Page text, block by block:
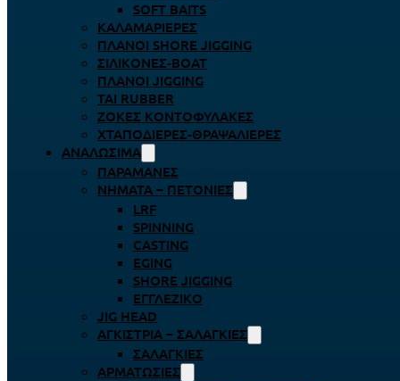
SOFT BAITS
ΚΑΛΑΜΑΡΙΈΡΕΣ
ΠΛΆΝΟΙ SHORE JIGGING
ΣΙΛΙΚΌΝΕΣ-BOAT
ΠΛΆΝΟΙ JIGGING
TAI RUBBER
ΖΌΚΕΣ ΚΟΝΤΟΦΎΛΑΚΕΣ
ΧΤΑΠΟΔΙΈΡΕΣ-ΘΡΑΨΑΛΙΈΡΕΣ
ΑΝΑΛΏΣΙΜΑ
ΠΑΡΑΜΆΝΕΣ
ΝΉΜΑΤΑ – ΠΕΤΟΝΙΈΣ
LRF
SPINNING
CASTING
EGING
SHORE JIGGING
ΕΓΓΛΈΖΙΚΟ
JIG HEAD
ΑΓΚΊΣΤΡΙΑ – ΣΑΛΑΓΚΙΈΣ
ΣΑΛΑΓΚΙΈΣ
ΑΡΜΑΤΩΣΙΈΣ